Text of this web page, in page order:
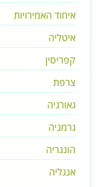
איחוד האמירויות
איטליה
קפריסין
צרפת
גאורגיה
גרמניה
הונגריה
אנגליה